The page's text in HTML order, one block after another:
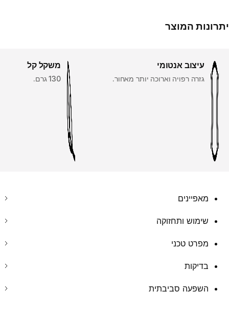
יתרונות המוצר
עיצוב אנטומי
גזרה רפויה וארוכה יותר מאחור.
משקל קל
130 גרם.
מאפיינים
שימוש ותחזוקה
מפרט טכני
בדיקות
השפעה סביבתית